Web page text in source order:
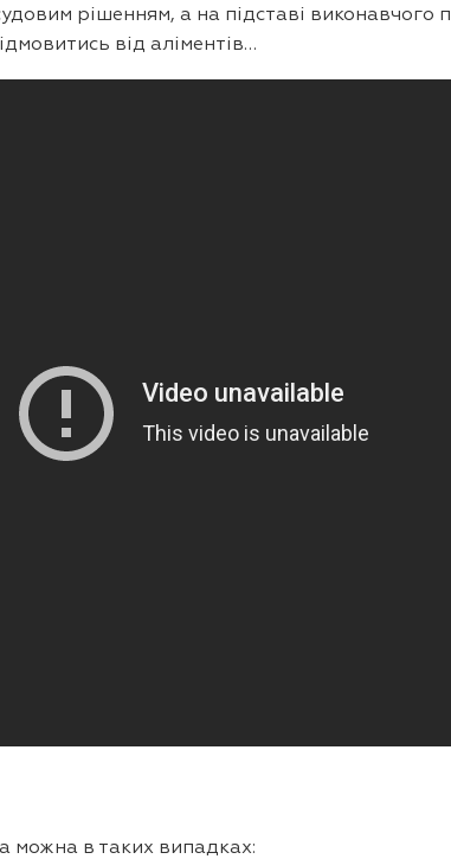
рішенням, а на підставі
від аліментів…
можна в таких випадках: